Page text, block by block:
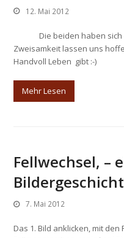
12. Mai 2012
Die beiden haben sich
Zweisamkeit lassen uns
Handvoll Leben gibt :-)
Mehr Lesen
Fellwechsel, –
7. Mai 2012
Das 1. Bild anklicken, mit